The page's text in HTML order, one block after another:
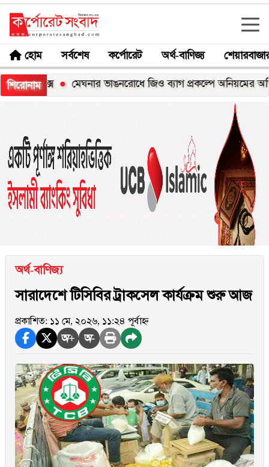
হোম সর্বশেষ কর্পোরেট অর্থ-বাণিজ্য
শিরোনামমেঘনার ভাঙনরোধে জিও ব্যাগ প্রকল্পে অনিয়মের অভিযোগ,
অর্থ-বাণিজ্য
সারাদেশে টিসিবির ট্রাকসেল কার্যক্রম শুরু আজ
প্রকাশিত: ১১ মে, ২০২৬, ১১:২৪ পূর্বাহ্ন
অ+ অ-